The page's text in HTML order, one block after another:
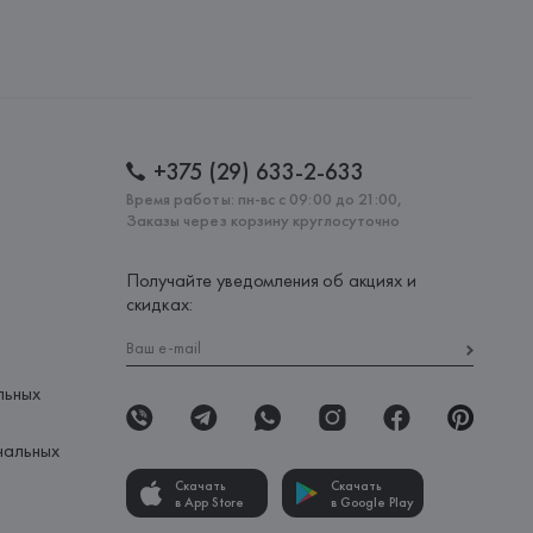
+375 (29) 633-2-633
Время работы: пн-вс с 09:00 до 21:00,
Заказы через корзину круглосуточно
Получайте уведомления об акциях и
скидках:
Скачать
в App Store
Скачать
в Google Play